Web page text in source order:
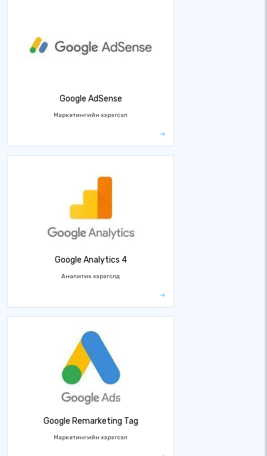
Google AdSense
Маркетингийн хэрэгсэл
Google Analytics 4
Аналитик хэрэгслүүд
Google Remarketing Tag
Маркетингийн хэрэгсэл